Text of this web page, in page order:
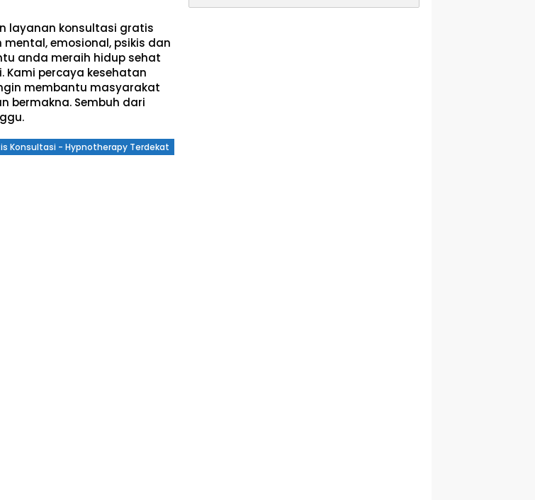
layanan konsultasi gratis
emosional, psikis dan
anda meraih hidup sehat
percaya kesehatan
membantu masyarakat
bermakna. Sembuh dari
Konsultasi - Hypnotherapy Terdekat